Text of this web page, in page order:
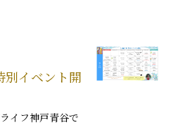
別イベント開
イフ神戸青谷で